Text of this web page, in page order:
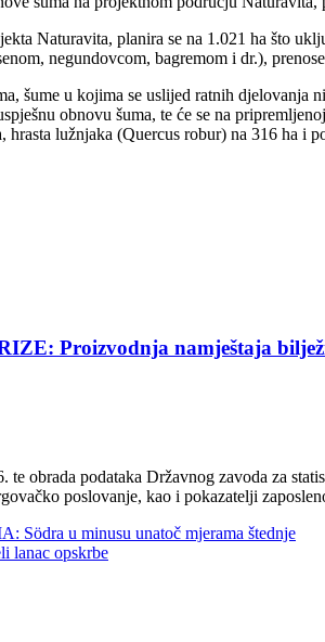
Naturavita, planira se na 1.021 ha što
negundovcom, bagremom i dr.),
šume u kojima se uslijed ratnih
obnovu šuma, te će se na
lužnjaka (Quercus robur) na 316 ha i
Proizvodnja namještaja
obrada podataka Državnog zavoda za
poslovanje, kao i pokazatelji
u minusu unatoč mjerama štednje
lanac opskrbe